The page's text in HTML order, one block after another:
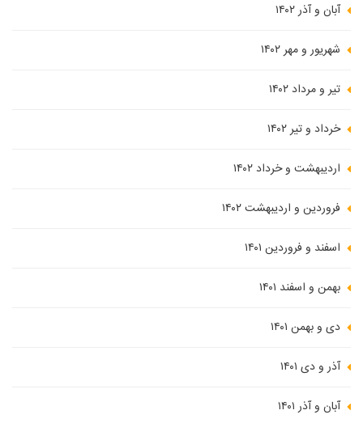
آبان و آذر ۱۴۰۲
شهریور و مهر ۱۴۰۲
تیر و مرداد ۱۴۰۲
خرداد و تیر ۱۴۰۲
اردیبهشت و خرداد ۱۴۰۲
فروردین و اردیبهشت ۱۴۰۲
اسفند و فروردین ۱۴۰۱
بهمن و اسفند ۱۴۰۱
دی و بهمن ۱۴۰۱
آذر و دی ۱۴۰۱
آبان و آذر ۱۴۰۱